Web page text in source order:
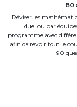
80
Réviser les
duel ou par
programme avec
afin de revoir tout le
90